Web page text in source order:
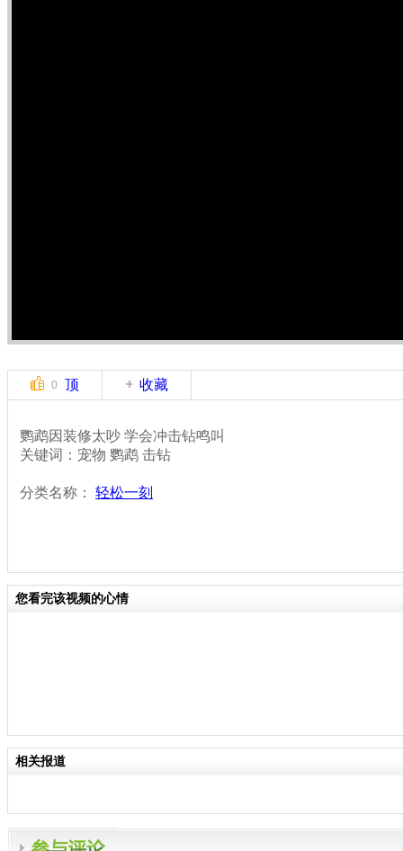
0 顶 收藏
鹦鹉因装修太吵 学会冲击钻鸣叫
关键词：宠物 鹦鹉 击钻
分类名称： 轻松一刻
您看完该视频的心情
相关报道